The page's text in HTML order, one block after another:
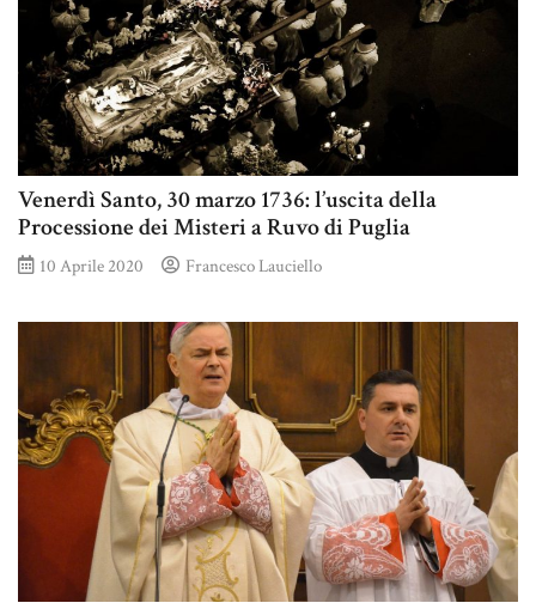
Venerdì Santo, 30 marzo 1736: l’uscita della
Processione dei Misteri a Ruvo di Puglia
10 Aprile 2020 Francesco Lauciello